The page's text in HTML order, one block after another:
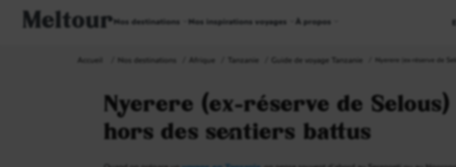
MeltourNos destinations Nos inspirations voyages À propos
Accueil Nos destinations Afrique Tanzanie Guide de voyage Tanzanie Nyerere (ex-réserve de
Nyerere (ex-réserve de
hors des sentiers battus